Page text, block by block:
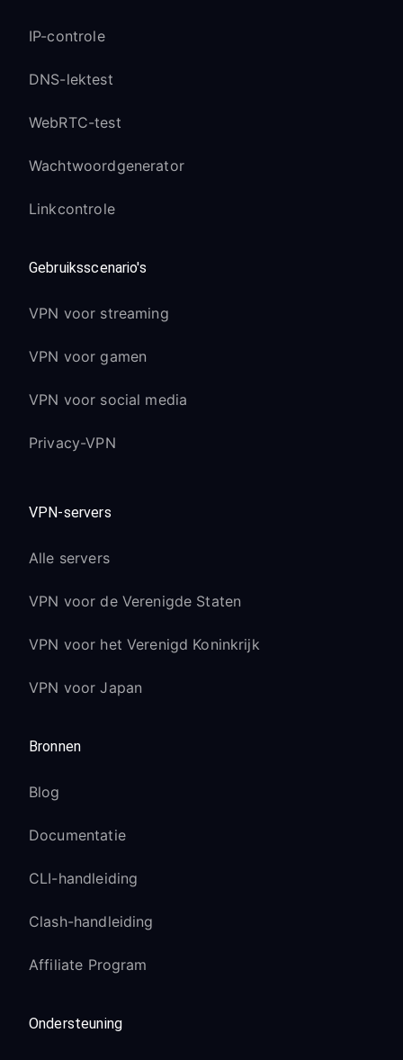
IP-controle
DNS-lektest
WebRTC-test
Wachtwoordgenerator
Linkcontrole
Gebruiksscenario's
VPN voor streaming
VPN voor gamen
VPN voor social media
Privacy-VPN
VPN-servers
Alle servers
VPN voor de Verenigde Staten
VPN voor het Verenigd Koninkrijk
VPN voor Japan
Bronnen
Blog
Documentatie
CLI-handleiding
Clash-handleiding
Affiliate Program
Ondersteuning